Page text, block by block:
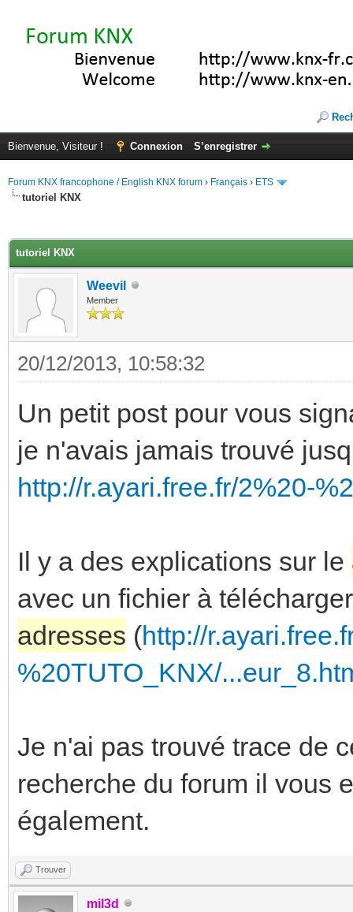
Bienvenue, Visiteur ! Connexion S’enregistrer
Forum KNX francophone / English KNX forum › Français › ETS
tutoriel KNX
tutoriel KNX
Weevil
Member
20/12/2013, 10:58:32
Un petit post pour vous
je n'avais jamais trouvé
http://r.ayari.free.fr/2%20-
Il y a des explications sur le
avec un fichier à
adresses (http://
%20TUTO_KNX/
Je n'ai pas trouvé trace de
recherche du forum il vous
également.
Trouver
mil3d